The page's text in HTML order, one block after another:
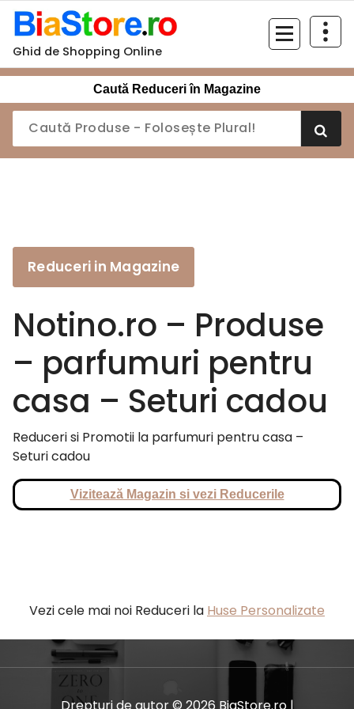
Sari
conținut
Ghid de Shopping Online
Caută Reduceri în Magazine
Reduceri in Magazine
Notino.ro – Produse
– parfumuri pentru
casa – Seturi cadou
Reduceri si Promotii la parfumuri pentru casa –
Seturi cadou
Vizitează Magazin si vezi Reducerile
Vezi cele mai noi Reduceri la Huse Personalizate